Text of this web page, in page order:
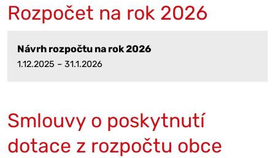
Rozpočet na rok 2026
Návrh rozpočtu na rok 2026
1.12.2025 – 31.1.2026
Smlouvy o poskytnutí
dotace z rozpočtu obce